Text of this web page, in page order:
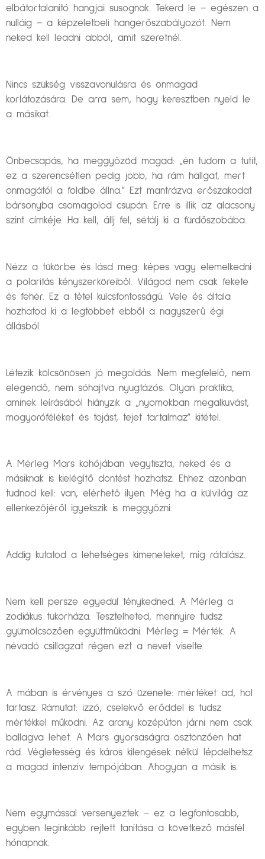
elbátortalanító hangjai susognak. Tekerd le – egészen a
nulláig – a képzeletbeli hangerőszabályozót. Nem
neked kell leadni abból, amit szeretnél.
Nincs szükség visszavonulásra és önmagad
korlátozására. De arra sem, hogy keresztben nyeld le
a másikat.
Önbecsapás, ha meggyőzöd magad: „én tudom a tutit,
ez a szerencsétlen pedig jobb, ha rám hallgat, mert
önmagától a földbe állna.” Ezt mantrázva erőszakodat
bársonyba csomagolod csupán. Erre is illik az alacsony
szint címkéje. Ha kell, állj fel, sétálj ki a fürdőszobába.
Nézz a tükörbe és lásd meg: képes vagy elemelkedni
a polaritás kényszerköreiből. Világod nem csak fekete
és fehér. Ez a tétel kulcsfontosságú. Vele és általa
hozhatod ki a legtöbbet ebből a nagyszerű égi
állásból.
Létezik kölcsönösen jó megoldás. Nem megfelelő, nem
elegendő, nem sóhajtva nyugtázós. Olyan praktika,
aminek leírásából hiányzik a „nyomokban megalkuvást,
mogyoróféléket és tojást, tejet tartalmaz” kitétel.
A Mérleg Mars kohójában vegytiszta, neked és a
másiknak is kielégítő döntést hozhatsz. Ehhez azonban
tudnod kell: van, elérhető ilyen. Még ha a külvilág az
ellenkezőjéről igyekszik is meggyőzni.
Addig kutatod a lehetséges kimeneteket, míg rátalász.
Nem kell persze egyedül ténykedned. A Mérleg a
zodiákus tükörháza. Tesztelheted, mennyire tudsz
gyümölcsözően együttműködni. Mérleg = Mérték. A
névadó csillagzat régen ezt a nevet viselte.
A mában is érvényes a szó üzenete: mértéket ad, hol
tartasz. Rámutat: izzó, cselekvő erőddel is tudsz
mértékkel működni. Az arany középúton járni nem csak
ballagva lehet. A Mars gyorsaságra ösztönzően hat
rád. Végletesség és káros kilengések nélkül lépdelhetsz
a magad intenzív tempójában. Ahogyan a másik is.
Nem egymással versenyeztek – ez a legfontosabb,
egyben leginkább rejtett tanítása a következő másfél
hónapnak.